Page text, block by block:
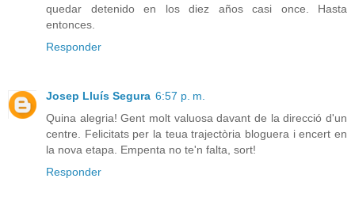
quedar detenido en los diez años casi once. Hasta
entonces.
Responder
Josep Lluís Segura 6:57 p. m.
Quina alegria! Gent molt valuosa davant de la direcció d'un
centre. Felicitats per la teua trajectòria bloguera i encert en
la nova etapa. Empenta no te'n falta, sort!
Responder